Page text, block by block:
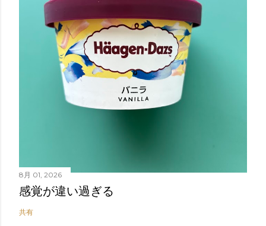
8月 01, 2026
感覚が違い過ぎる
共有